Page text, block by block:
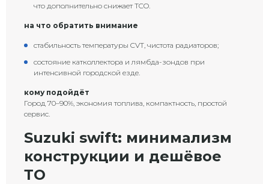
что дополнительно снижает TCO.
на что обратить внимание
стабильность температуры CVT, чистота радиаторов;
состояние катколлектора и лямбда-зондов при
интенсивной городской езде.
кому подойдёт
Город 70–90%, экономия топлива, компактность, простой
сервис.
Suzuki swift: минимализм
конструкции и дешёвое
ТО